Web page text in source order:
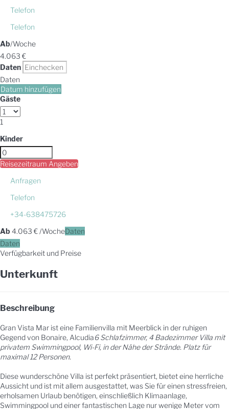
Telefon
Telefon
Ab/Woche
4.063€
Daten
Daten
Datum hinzufügen
Gäste
1
Kinder
Reisezeitraum Angeben
Anfragen
Telefon
+34-638475726
Ab 4.063€/WocheDaten
Daten
Verfügbarkeit und Preise
Unterkunft
Beschreibung
Gran Vista Mar ist eine Familienvilla mit Meerblick in der ruhigen
Gegend von Bonaire, Alcudia6 Schlafzimmer, 4 Badezimmer Villa mit
privatem Swimmingpool, Wi-Fi, in der Nähe der Strände. Platz für
maximal 12 Personen.
Diese wunderschöne Villa ist perfekt präsentiert, bietet eine herrliche
Aussicht und ist mit allem ausgestattet, was Sie für einen stressfreien,
erholsamen Urlaub benötigen, einschließlich Klimaanlage,
Swimmingpool und einer fantastischen Lage nur wenige Meter vom